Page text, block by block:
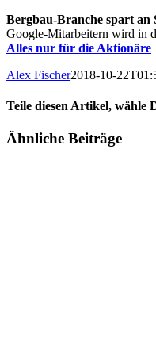
Bergbau-Branche spart an
Google-Mitarbeitern wird in
Alles nur für die Aktionäre
Alex Fischer2018-10-
Teile diesen Artikel, wähle
Facebook
Twitter
Reddit
LinkedIn
Tumblr
Pinterest
Vk
E-
Ähnliche Beiträge